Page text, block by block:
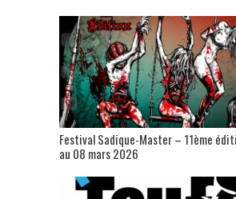
Festival Sadique-Master – 11ème
au 08 mars 2026